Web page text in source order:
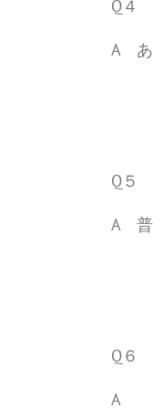
Q４
A あ
Q５
A 普
Q６
A